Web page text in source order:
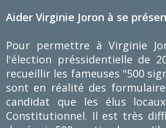
Aider Virginie Joron à se
Pour permettre à Virginie
l'élection préssidentielle de
recueillir les fameuses "500
sont en réalité des
candidat que les élus
Constitutionnel. Il est très